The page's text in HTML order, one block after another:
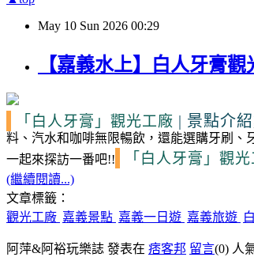
May 10 Sun 2026 00:29
【嘉義水上】白人牙膏
「白人牙膏」觀光工廠 | 景點介紹
料、汽水和咖啡無限暢飲，還能選購牙刷
一起來探訪一番吧!!
「白人牙膏」觀
(繼續閱讀...)
文章標籤：
觀光工廠 嘉義景點 嘉義一日遊 嘉義旅遊
阿萍&阿裕玩樂誌 發表在 痞客邦 留言(0) 人